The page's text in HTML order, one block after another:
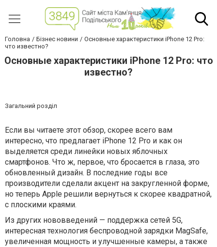
Головна Бізнес новини
Основные характеристики iPhone 12 Pro:
что известно?
Основные характеристики iPhone 12 Pro: что
известно?
Загальний розділ
Если вы читаете этот обзор, скорее всего вам
интересно, что предлагает iPhone 12 Pro и как он
выделяется среди линейки новых яблочных
смартфонов. Что ж, первое, что бросается в глаза, это
обновленный дизайн. В последние годы все
производители сделали акцент на закругленной форме,
но теперь Apple решили вернуться к скорее квадратной,
с плоскими краями.
Из других нововведений — поддержка сетей 5G,
интересная технология беспроводной зарядки MagSafe,
увеличенная мощность и улучшенные камеры, а также